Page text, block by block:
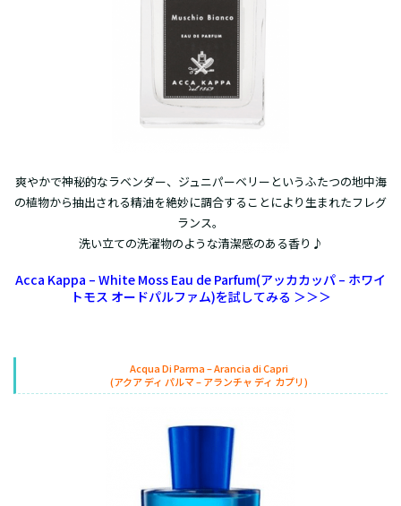
爽やかで神秘的なラベンダー、ジュニパーベリーというふたつの地中海
の植物から抽出される精油を絶妙に調合することにより生まれたフレグ
ランス。
洗い立ての洗濯物のような清潔感のある香り♪
Acca Kappa – White Moss Eau de Parfum(アッカカッパ – ホワイ
トモス オードパルファム)を試してみる ＞＞＞
Acqua Di Parma – Arancia di Capri
(アクア ディ パルマ – アランチャ ディ カプリ)